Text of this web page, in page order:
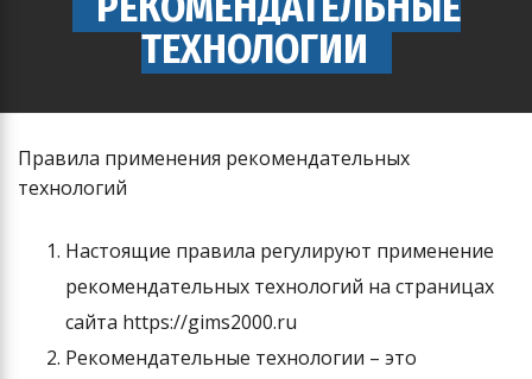
ТЕХНОЛОГИИ
Правила применения рекомендательных
технологий
Настоящие правила регулируют применение
рекомендательных технологий на страницах
сайта https://gims2000.ru
Рекомендательные технологии – это